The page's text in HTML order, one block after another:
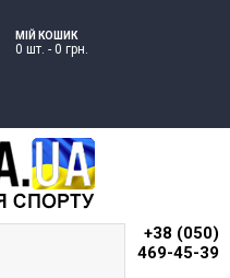
МІЙ КОШИК
0 шт. - 0 грн.
+38 (050)
469-45-39